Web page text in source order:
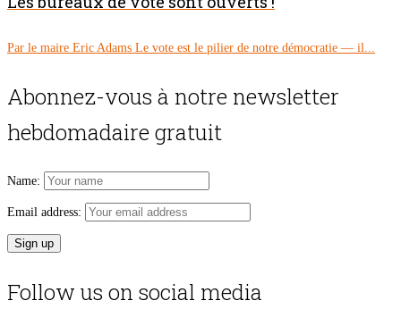
Par le maire Eric Adams Le vote est le pilier de notre démocratie — il...
Abonnez-vous à notre newsletter
hebdomadaire gratuit
Name:
Email address:
Follow us on social media